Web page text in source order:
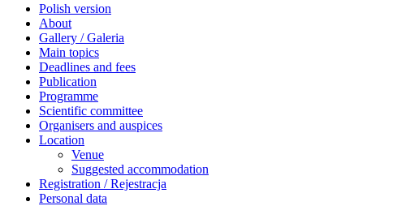
Polish version
About
Gallery / Galeria
Main topics
Deadlines and fees
Publication
Programme
Scientific committee
Organisers and auspices
Location
Venue
Suggested accommodation
Registration / Rejestracja
Personal data